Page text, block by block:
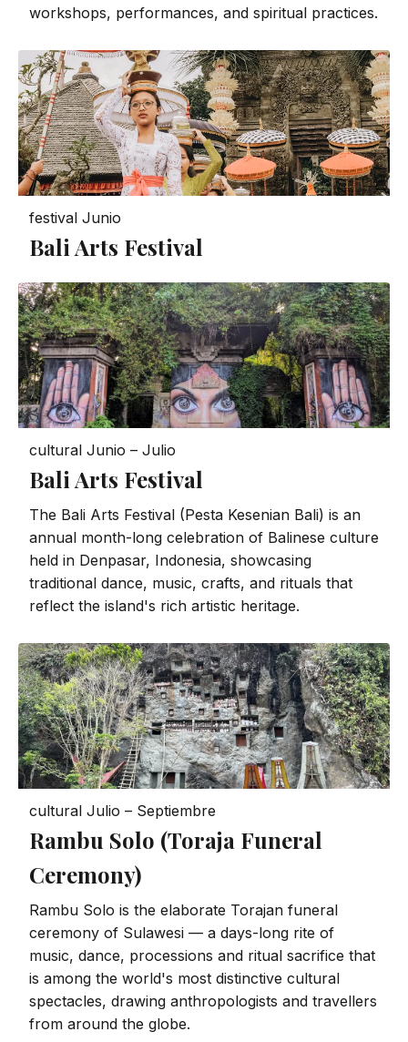
workshops, performances, and spiritual practices.
festival Junio
Bali Arts Festival
cultural Junio – Julio
Bali Arts Festival
The Bali Arts Festival (Pesta Kesenian Bali) is an
annual month-long celebration of Balinese culture
held in Denpasar, Indonesia, showcasing
traditional dance, music, crafts, and rituals that
reflect the island's rich artistic heritage.
cultural Julio – Septiembre
Rambu Solo (Toraja Funeral
Ceremony)
Rambu Solo is the elaborate Torajan funeral
ceremony of Sulawesi — a days-long rite of
music, dance, processions and ritual sacrifice that
is among the world's most distinctive cultural
spectacles, drawing anthropologists and travellers
from around the globe.